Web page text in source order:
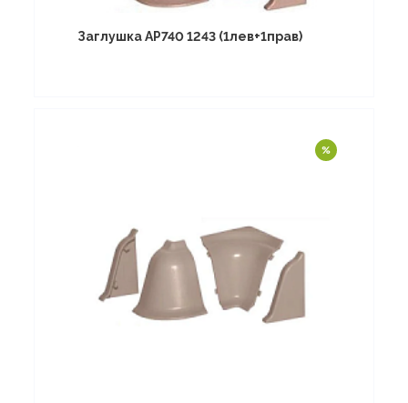
Заглушка АР740 1243 (1лев+1прав)